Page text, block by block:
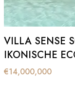
VILLA SENSE
IKONISCHE
€14,000,000